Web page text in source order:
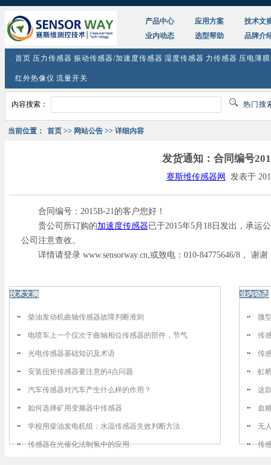
产品中心 应用方案
技术文
业内动态
选型帮助 品牌介
首页 压力传感器 振动传感器/加速度传感器 湿度传感器 力传感器 压电薄
红外热像仪 流量开关
内容搜索： 热门搜
当前位置： 首页 >> 网站公告 >> 详细内容
发货通知：合同编号
赛斯维传感器网 发表于
合同编号：2015B-21的客户您好！
贵公司所订购的加速度传感器已于2015年5月18日发出，承运
公司注意查收。
详情请登录 www.sensorway.cn,或致电：010-84775646/8， 谢谢
技术文摘
柴油发动机曲轴传感器故障判断准则
电喷车上一个仅次于曲轴相位传感器的部件，节气
光电传感器基础知识及术语
安装扭矩传感器要注意的4点问题
汽车传感器对汽车产生什么样的作用？
如何选择矿用变频器中传感器
学校用柴油发电机组：水温传感器失效判断方法
传感器在光催化法制氢中的应用
业内动态
微
传
传
虹
这
血
无
传